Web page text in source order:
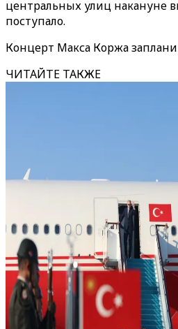
центральных улиц накануне
поступало.
Концерт Макса Коржа
ЧИТАЙТЕ ТАКЖЕ